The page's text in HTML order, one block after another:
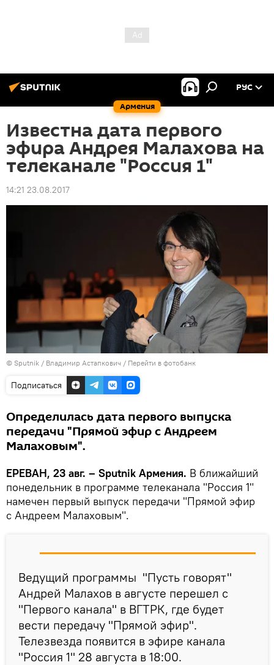
Армения
РУС
Известна дата первого
эфира Андрея Малахова на
телеканале "Россия 1"
14:21 23.08.2017
© Sputnik / Владимир Астапкович / Перейти в фотобанк
Подписаться
Определилась дата первого выпуска
передачи "Прямой эфир с Андреем
Малаховым".
ЕРЕВАН, 23 авг. – Sputnik Армения. В ближайший
понедельник в программе телеканала "Россия 1"
намечен первый выпуск передачи "Прямой эфир
с Андреем Малаховым".
Ведущий программы "Пусть говорят"
Андрей Малахов в августе перешел с
"Первого канала" в ВГТРК, где будет
вести передачу "Прямой эфир".
Телезвезда появится в эфире канала
"Россия 1" 28 августа в 18:00.